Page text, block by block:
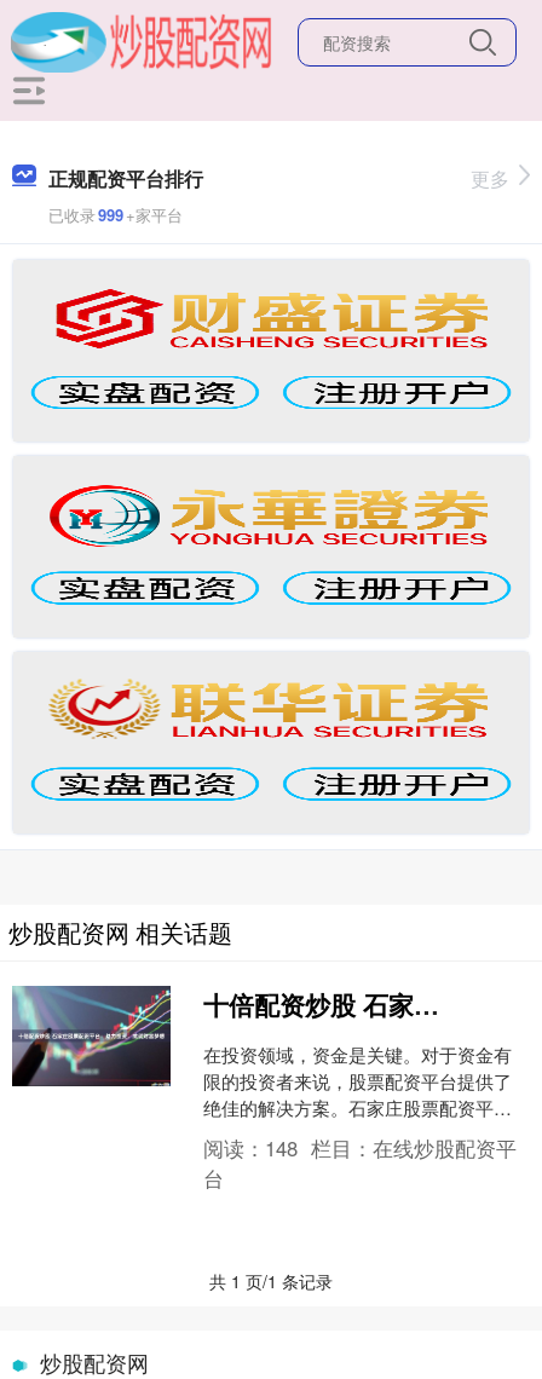
正规配资平台排行
已收录999+家平台
更多
炒股配资网 相关话题
十倍配资炒股 石家庄股票配资平台：助力投资，成就财富梦想
在投资领域，资金是关键。对于资金有
限的投资者来说，股票配资平台提供了
绝佳的解决方案。石家庄股票配资平台
为投资者提供杠杆资金，放大投资收益
十倍配资炒股，助力他们成....
阅读： 148 栏目：在线炒股配资平
台
共 1 页/1 条记录
炒股配资网